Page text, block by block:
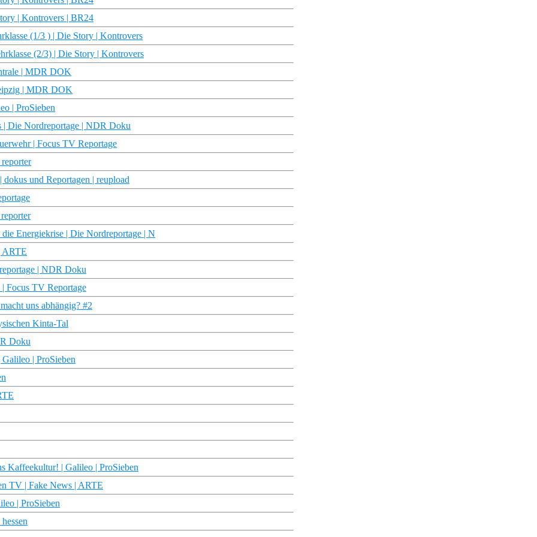
| Kontrovers | BR24
(1/3 ) | Die Story | Kontrovers
(2/3) | Die Story | Kontrovers
| MDR DOK
| MDR DOK
| ProSieben
| Die Nordreportage | NDR Doku
| Focus TV Reportage
und Reportagen | reupload
Energiekrise | Die Nordreportage | N
ARTE
| NDR Doku
Focus TV Reportage
uns abhängig? #2
Kinta-Tal
Doku
| ProSieben
Kaffeekultur! | Galileo | ProSieben
TV | Fake News | ARTE
| ProSieben